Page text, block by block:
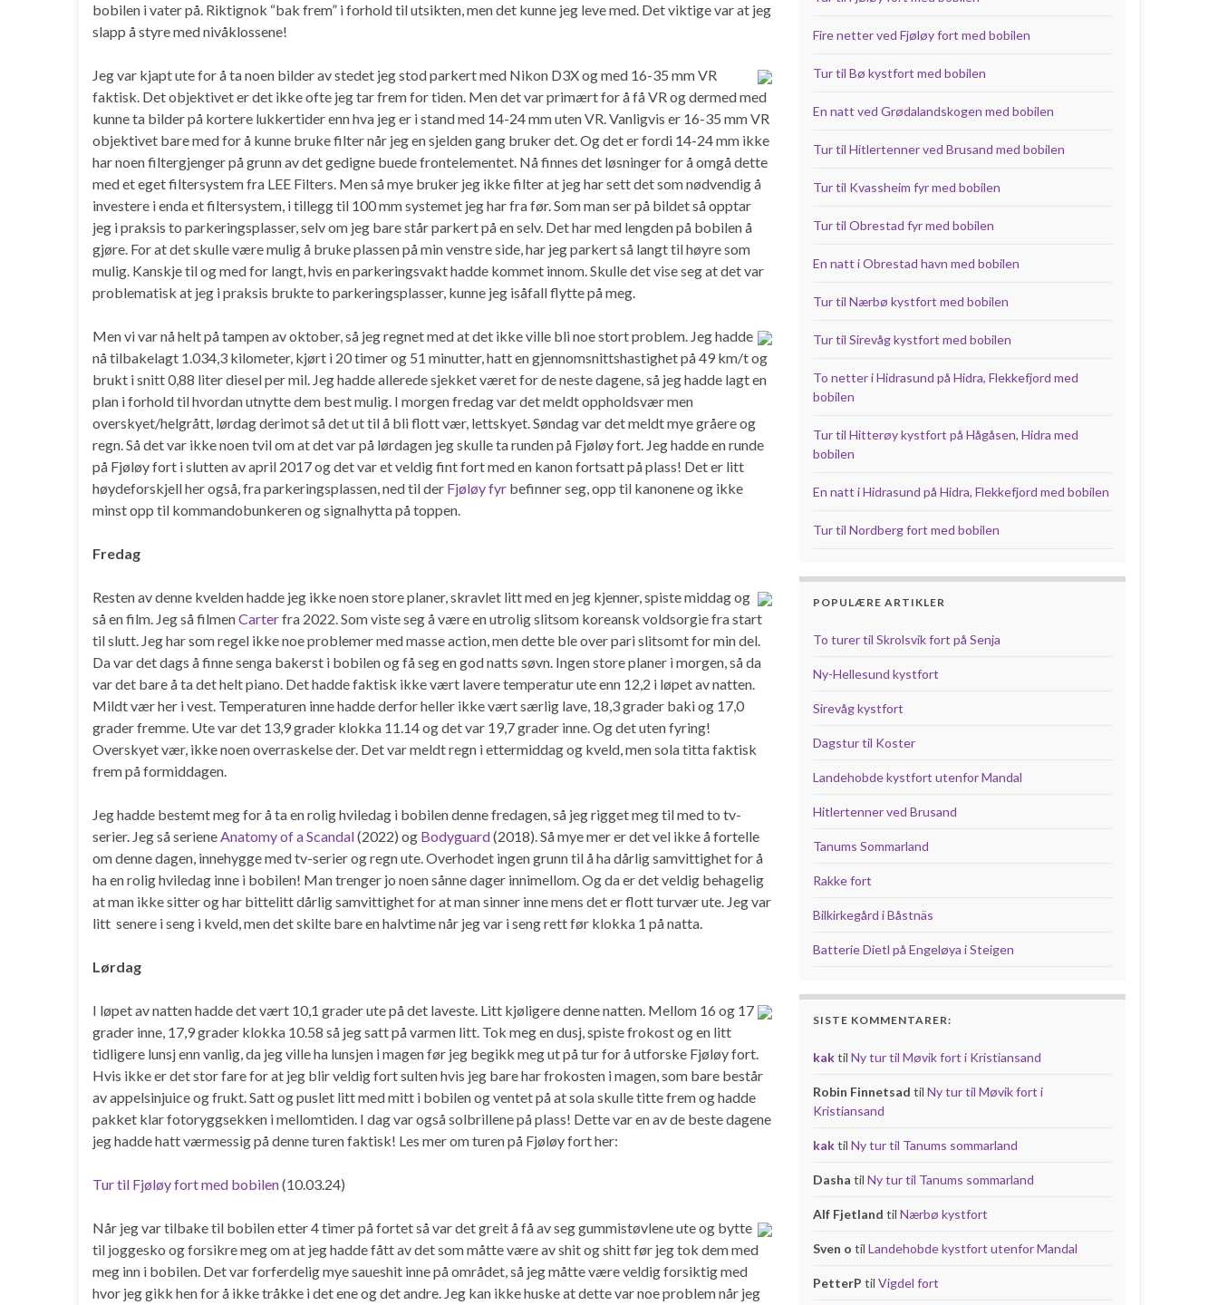
bobilen i vater på. Riktignok “bak frem” i forhold til utsikten, men det kunne jeg leve med. Det viktige var at jeg
slapp å styre med nivåklossene!
Jeg var kjapt ute for å ta noen bilder av stedet jeg stod parkert med Nikon D3X og med 16-35 mm VR
faktisk. Det objektivet er det ikke ofte jeg tar frem for tiden. Men det var primært for å få VR og dermed med
kunne ta bilder på kortere lukkertider enn hva jeg er i stand med 14-24 mm uten VR. Vanligvis er 16-35 mm VR
objektivet bare med for å kunne bruke filter når jeg en sjelden gang bruker det. Og det er fordi 14-24 mm ikke
har noen filtergjenger på grunn av det gedigne buede frontelementet. Nå finnes det løsninger for å omgå dette
med et eget filtersystem fra LEE Filters. Men så mye bruker jeg ikke filter at jeg har sett det som nødvendig å
investere i enda et filtersystem, i tillegg til 100 mm systemet jeg har fra før. Som man ser på bildet så opptar
jeg i praksis to parkeringsplasser, selv om jeg bare står parkert på en selv. Det har med lengden på bobilen å
gjøre. For at det skulle være mulig å bruke plassen på min venstre side, har jeg parkert så langt til høyre som
mulig. Kanskje til og med for langt, hvis en parkeringsvakt hadde kommet innom. Skulle det vise seg at det var
problematisk at jeg i praksis brukte to parkeringsplasser, kunne jeg isåfall flytte på meg.
Men vi var nå helt på tampen av oktober, så jeg regnet med at det ikke ville bli noe stort problem. Jeg hadde
nå tilbakelagt 1.034,3 kilometer, kjørt i 20 timer og 51 minutter, hatt en gjennomsnittshastighet på 49 km/t og
brukt i snitt 0,88 liter diesel per mil. Jeg hadde allerede sjekket været for de neste dagene, så jeg hadde lagt en
plan i forhold til hvordan utnytte dem best mulig. I morgen fredag var det meldt oppholdsvær men
overskyet/helgrått, lørdag derimot så det ut til å bli flott vær, lettskyet. Søndag var det meldt mye gråere og
regn. Så det var ikke noen tvil om at det var på lørdagen jeg skulle ta runden på Fjøløy fort. Jeg hadde en runde
på Fjøløy fort i slutten av april 2017 og det var et veldig fint fort med en kanon fortsatt på plass! Det er litt
høydeforskjell her også, fra parkeringsplassen, ned til der Fjøløy fyr befinner seg, opp til kanonene og ikke
minst opp til kommandobunkeren og signalhytta på toppen.
Fredag
Resten av denne kvelden hadde jeg ikke noen store planer, skravlet litt med en jeg kjenner, spiste middag og
så en film. Jeg så filmenCarterfra 2022. Som viste seg å være en utrolig slitsom koreansk voldsorgie fra start
til slutt. Jeg har som regel ikke noe problemer med masse action, men dette ble over pari slitsomt for min del.
Da var det dags å finne senga bakerst i bobilen og få seg en god natts søvn. Ingen store planer i morgen, så da
var det bare å ta det helt piano. Det hadde faktisk ikke vært lavere temperatur ute enn 12,2 i løpet av natten.
Mildt vær her i vest. Temperaturen inne hadde derfor heller ikke vært særlig lave, 18,3 grader baki og 17,0
grader fremme. Ute var det 13,9 grader klokka 11.14 og det var 19,7 grader inne. Og det uten fyring!
Overskyet vær, ikke noen overraskelse der. Det var meldt regn i ettermiddag og kveld, men sola titta faktisk
frem på formiddagen.
Jeg hadde bestemt meg for å ta en rolig hviledag i bobilen denne fredagen, så jeg rigget meg til med to tv-
serier. Jeg så serieneAnatomy of a Scandal(2022) og Bodyguard(2018). Så mye mer er det vel ikke å fortelle
om denne dagen, innehygge med tv-serier og regn ute. Overhodet ingen grunn til å ha dårlig samvittighet for å
ha en rolig hviledag inne i bobilen! Man trenger jo noen sånne dager innimellom. Og da er det veldig behagelig
at man ikke sitter og har bittelitt dårlig samvittighet for at man sinner inne mens det er flott turvær ute. Jeg var
litt senere i seng i kveld, men det skilte bare en halvtime når jeg var i seng rett før klokka 1 på natta.
Lørdag
I løpet av natten hadde det vært 10,1 grader ute på det laveste. Litt kjøligere denne natten. Mellom 16 og 17
grader inne, 17,9 grader klokka 10.58 så jeg satt på varmen litt. Tok meg en dusj, spiste frokost og en litt
tidligere lunsj enn vanlig, da jeg ville ha lunsjen i magen før jeg begikk meg ut på tur for å utforske Fjøløy fort.
Hvis ikke er det stor fare for at jeg blir veldig fort sulten hvis jeg bare har frokosten i magen, som bare består
av appelsinjuice og frukt. Satt og puslet litt med mitt i bobilen og ventet på at sola skulle titte frem og hadde
pakket klar fotoryggsekken i mellomtiden. I dag var også solbrillene på plass! Dette var en av de beste dagene
jeg hadde hatt værmessig på denne turen faktisk! Les mer om turen på Fjøløy fort her:
Tur til Fjøløy fort med bobilen(10.03.24)
Når jeg var tilbake til bobilen etter 4 timer på fortet så var det greit å få av seg gummistøvlene ute og bytte
til joggesko og forsikre meg om at jeg hadde fått av det som måtte være av shit og shitt før jeg tok dem med
meg inn i bobilen. Det var forferdelig mye saueshit inne på området, så jeg måtte være veldig forsiktig med
hvor jeg gikk hen for å ikke tråkke i det ene og det andre. Jeg kan ikke huske at dette var noe problem når jeg
Fire netter ved Fjøløy fort med bobilen
Tur til Bø kystfort med bobilen
En natt ved Grødalandskogen med bobilen
Tur til Hitlertenner ved Brusand med bobilen
Tur til Kvassheim fyr med bobilen
Tur til Obrestad fyr med bobilen
En natt i Obrestad havn med bobilen
Tur til Nærbø kystfort med bobilen
Tur til Sirevåg kystfort med bobilen
To netter i Hidrasund på Hidra, Flekkefjord med
bobilen
Tur til Hitterøy kystfort på Hågåsen, Hidra med
bobilen
En natt i Hidrasund på Hidra, Flekkefjord med bobilen
Tur til Nordberg fort med bobilen
POPULÆRE ARTIKLER
To turer til Skrolsvik fort på Senja
Ny-Hellesund kystfort
Sirevåg kystfort
Dagstur til Koster
Landehobde kystfort utenfor Mandal
Hitlertenner ved Brusand
Tanums Sommarland
Rakke fort
Bilkirkegård i Båstnäs
Batterie Dietl på Engeløya i Steigen
SISTE KOMMENTARER:
kaktil Ny tur til Møvik fort i Kristiansand
Robin Finnetsad til Ny tur til Møvik fort i
Kristiansand
kaktil Ny tur til Tanums sommarland
Dasha til Ny tur til Tanums sommarland
Alf Fjetland til Nærbø kystfort
Sven o til Landehobde kystfort utenfor Mandal
PetterP til Vigdel fort